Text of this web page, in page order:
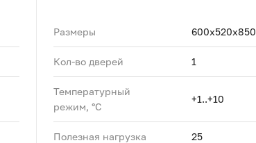
Размеры 600х520х850
Кол-во дверей 1
Температурный
режим, °C
+1..+10
Полезная нагрузка 25